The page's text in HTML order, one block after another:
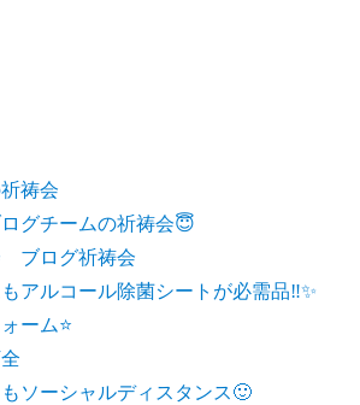
祷会
グチームの祈祷会😇
ブログ祈祷会
アルコール除菌シートが必需品‼️✨
ーム⭐️
ソーシャルディスタンス🙂